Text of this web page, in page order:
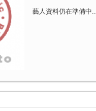
藝人資料仍在準備中..